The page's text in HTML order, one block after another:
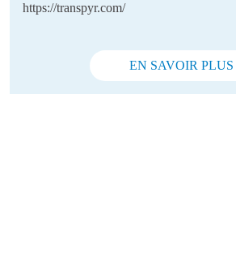
https://transpyr.com/
EN SAVOIR PLUS